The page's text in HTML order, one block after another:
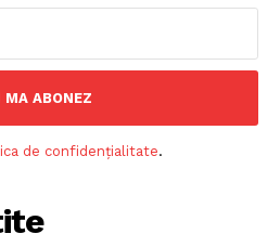
MA ABONEZ
de confidențialitate.